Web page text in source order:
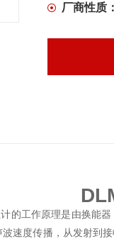
厂商性质：
的工作原理是由换能
速度传播，从发射到